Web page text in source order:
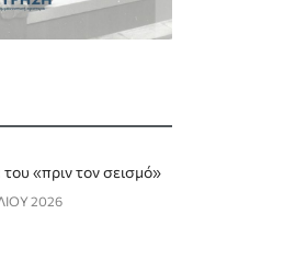
«πριν τον σεισμό»
2026